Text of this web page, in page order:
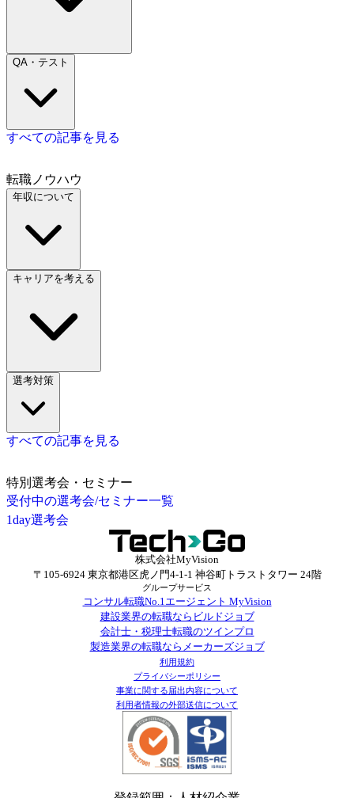
QA・テスト
すべての記事を見る
転職ノウハウ
年収について
キャリアを考える
選考対策
すべての記事を見る
特別選考会・セミナー
受付中の選考会/セミナー一覧
1day選考会
株式会社MyVision
〒105-6924 東京都港区虎ノ門4-1-1 神谷町トラストタワー 24階
グループサービス
コンサル転職No.1エージェント MyVision
建設業界の転職ならビルドジョブ
会計士・税理士転職のツインプロ
製造業界の転職ならメーカーズジョブ
利用規約
プライバシーポリシー
事業に関する届出内容について
利用者情報の外部送信について